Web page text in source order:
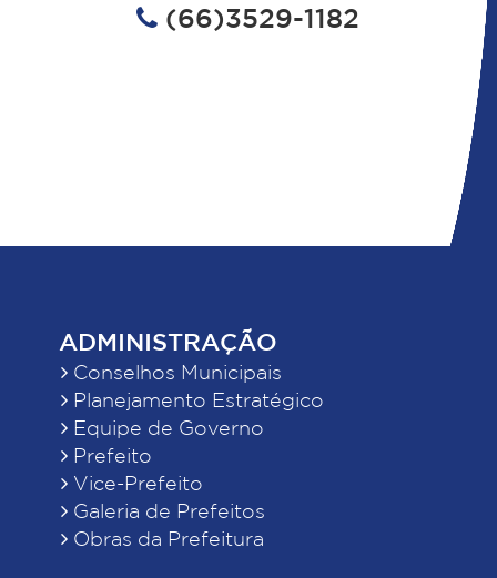
(66)3529-1182
ADMINISTRAÇÃO
Conselhos Municipais
Planejamento Estratégico
Equipe de Governo
Prefeito
Vice-Prefeito
Galeria de Prefeitos
Obras da Prefeitura